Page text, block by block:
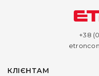
+38
КЛІЄНТАМ